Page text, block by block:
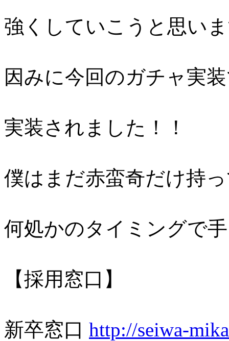
強くしていこうと思い
因みに今回のガチャ実
実装されました！！
僕はまだ赤蛮奇だけ持
何処かのタイミングで
【採用窓口】
新卒窓口 http://seiwa-